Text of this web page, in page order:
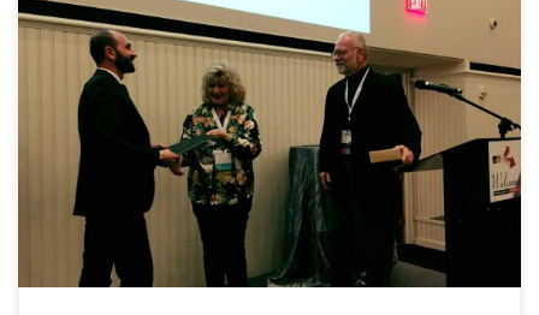
Angelo Gaetani, Giorgio Monti, Paulo Lourenço e Giancarlo Marcari venceram o Prémio
David Fischetti da Association for Preservation Technology International, pelo artigo
“Projeto e Análise de Cross Vaults Along History” e seu contributo significativo para o
progresso na área da engenharia de conservação. Angelo foi aluno de doutoramento do ISISE